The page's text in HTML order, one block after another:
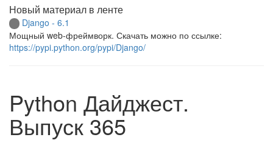
Новый материал в ленте
Django - 6.1
Мощный web-фреймворк. Скачать можно по ссылке:
https://pypi.python.org/pypi/Django/
Python Дайджест.
Выпуск 365